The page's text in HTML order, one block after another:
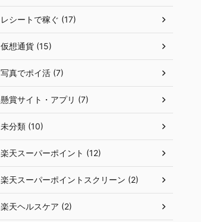
レシートで稼ぐ (17)
仮想通貨 (15)
写真でポイ活 (7)
懸賞サイト・アプリ (7)
未分類 (10)
楽天スーパーポイント (12)
楽天スーパーポイントスクリーン (2)
楽天ヘルスケア (2)